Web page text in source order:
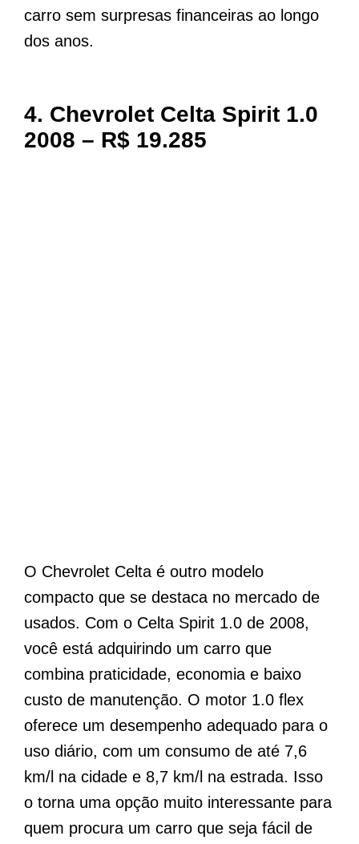
carro sem surpresas financeiras ao longo
dos anos.
4. Chevrolet Celta Spirit 1.0
2008 – R$ 19.285
O Chevrolet Celta é outro modelo
compacto que se destaca no mercado de
usados. Com o Celta Spirit 1.0 de 2008,
você está adquirindo um carro que
combina praticidade, economia e baixo
custo de manutenção. O motor 1.0 flex
oferece um desempenho adequado para o
uso diário, com um consumo de até 7,6
km/l na cidade e 8,7 km/l na estrada. Isso
o torna uma opção muito interessante para
quem procura um carro que seja fácil de